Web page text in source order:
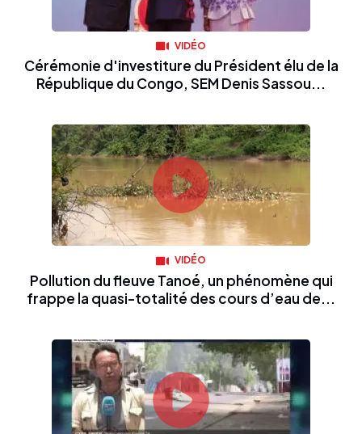
VIDÉO
Cérémonie d'investiture du Président élu de la
République du Congo, SEM Denis Sassou...
VIDÉO
Pollution du fleuve Tanoé, un phénomène qui
frappe la quasi-totalité des cours d’eau de...